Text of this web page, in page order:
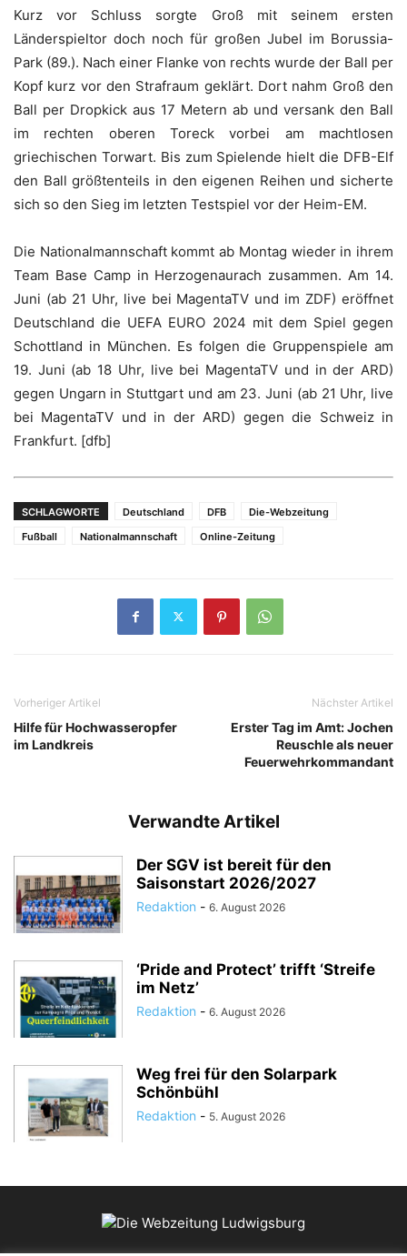
Kurz vor Schluss sorgte Groß mit seinem ersten
Länderspieltor doch noch für großen Jubel im Borussia-
Park (89.). Nach einer Flanke von rechts wurde der Ball per
Kopf kurz vor den Strafraum geklärt. Dort nahm Groß den
Ball per Dropkick aus 17 Metern ab und versank den Ball
im rechten oberen Toreck vorbei am machtlosen
griechischen Torwart. Bis zum Spielende hielt die DFB-Elf
den Ball größtenteils in den eigenen Reihen und sicherte
sich so den Sieg im letzten Testspiel vor der Heim-EM.
Die Nationalmannschaft kommt ab Montag wieder in ihrem
Team Base Camp in Herzogenaurach zusammen. Am 14.
Juni (ab 21 Uhr, live bei MagentaTV und im ZDF) eröffnet
Deutschland die UEFA EURO 2024 mit dem Spiel gegen
Schottland in München. Es folgen die Gruppenspiele am
19. Juni (ab 18 Uhr, live bei MagentaTV und in der ARD)
gegen Ungarn in Stuttgart und am 23. Juni (ab 21 Uhr, live
bei MagentaTV und in der ARD) gegen die Schweiz in
Frankfurt. [dfb]
SCHLAGWORTE Deutschland DFB
Die-Webzeitung
Fußball
Nationalmannschaft Online-Zeitung
Vorheriger Artikel
Hilfe für Hochwasseropfer
im Landkreis
Nächster Artikel
Erster Tag im Amt: Jochen
Reuschle als neuer
Feuerwehrkommandant
Verwandte Artikel
Der SGV ist bereit für den
Saisonstart 2026/2027
Redaktion - 6. August 2026
‘Pride and Protect’ trifft ‘Streife
im Netz’
Redaktion - 6. August 2026
Weg frei für den Solarpark
Schönbühl
Redaktion - 5. August 2026